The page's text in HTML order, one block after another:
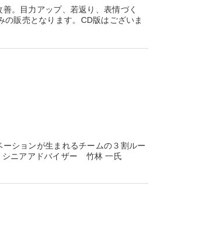
。目力アップ、若返り、表情づく
販売となります。CD版はございま
ションが生まれるチームの３割ルー
シニアアドバイザー 竹林 一氏